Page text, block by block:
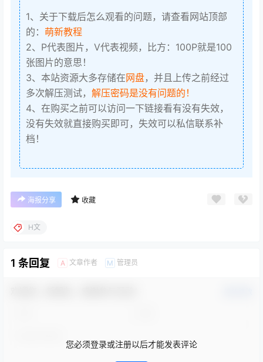
1、关于下载后怎么观看的问题，请查看网站顶部
的： 萌新教程
2、P代表图片，V代表视频，比方：100P就是100
张图片的意思！
3、本站资源大多存储在网盘，并且上传之前经过
多次解压测试， 解压密码是没有问题的！
4、在购买之前可以访问一下链接看有没有失效，
没有失效就直接购买即可，失效可以私信联系补
档！
海报分享 收藏
H文
1 条回复 A 文章作者 M 管理员
您必须登录或注册以后才能发表评论